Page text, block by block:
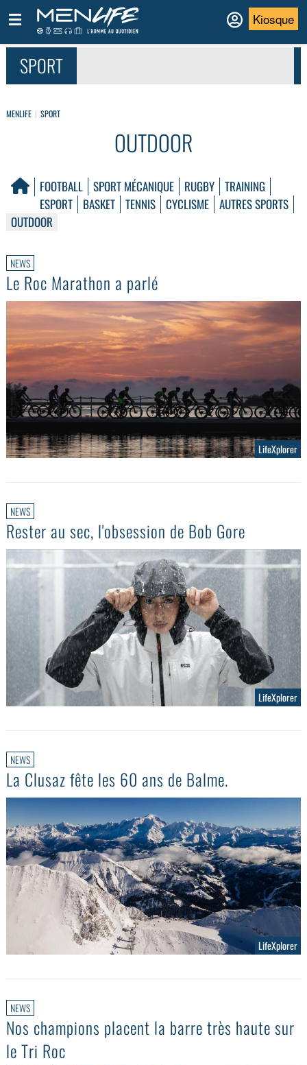
Kiosque
SPORT
MENLIFE SPORT
OUTDOOR
FOOTBALL SPORT MÉCANIQUE RUGBY
TRAINING
ESPORT
BASKET TENNIS CYCLISME
AUTRES SPORTS
OUTDOOR
NEWS
Le Roc Marathon a parlé
LifeXplorer
NEWS
Rester au sec, l'obsession de Bob Gore
LifeXplorer
NEWS
La Clusaz fête les 60 ans de Balme.
LifeXplorer
NEWS
Nos champions placent la barre très haute sur
le Tri Roc